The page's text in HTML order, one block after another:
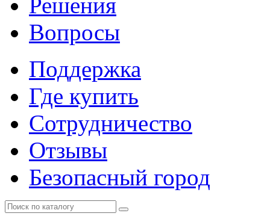
Вопросы
Поддержка
Где купить
Сотрудничество
Отзывы
Безопасный город